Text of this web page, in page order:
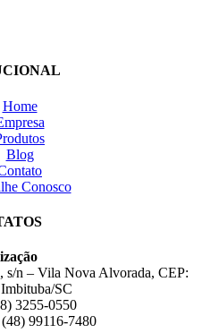
Home
Blog
Conosco
s/n – Vila Nova Alvorada, CEP:
SC
3255-0550
99116-7480